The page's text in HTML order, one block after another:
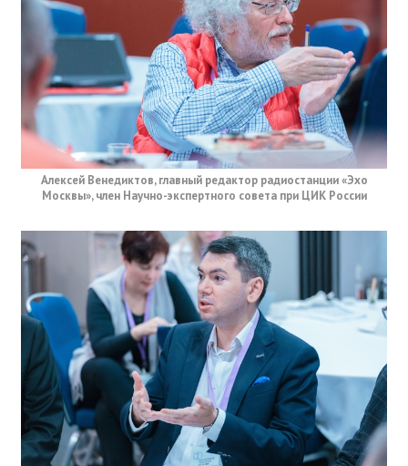
Алексей Венедиктов, главный редактор радиостанции «Эхо
Москвы», член Научно-экспертного совета при ЦИК России